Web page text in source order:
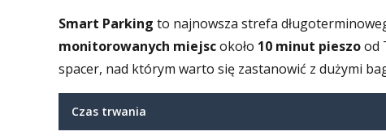
Smart Parking to najnowsza strefa
monitorowanych miejscokoło 10 minut pieszood
spacer, nad którym warto się zastanowić z dużymi
Czas trwania